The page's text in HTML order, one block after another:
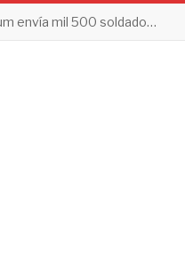
Tras presión de Estados Unidos, Sheinbaum envía mil 500 soldados a Michoacán